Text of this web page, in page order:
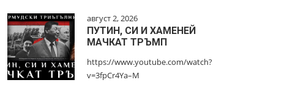
август 2, 2026
ПУТИН, СИ И ХАМЕНЕЙ
МАЧКАТ ТРЪМП
https://www.youtube.com/watch?
v=3fpCr4Ya–M